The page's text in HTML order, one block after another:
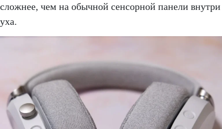
сложнее, чем на обычной сенсорной панели внутри
уха.